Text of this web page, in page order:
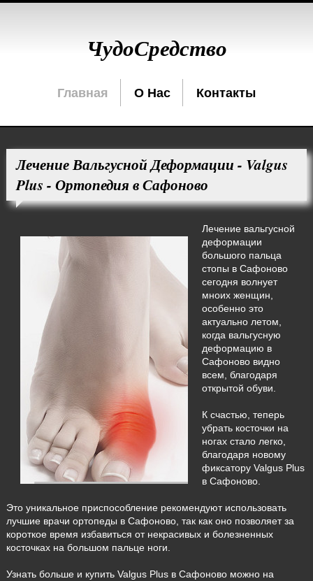
ЧудоСредство
Главная О Нас Контакты
Лечение Вальгусной Деформации - Valgus
Plus - Ортопедия в Сафоново
Лечение вальгусной
деформации
большого пальца
стопы в Сафоново
сегодня волнует
мноих женщин,
особенно это
актуально летом,
когда вальгусную
деформацию в
Сафоново видно
всем, благодаря
открытой обуви.
К счастью, теперь
убрать косточки на
ногах стало легко,
благодаря новому
фиксатору Valgus Plus
в Сафоново.
Это уникальное приспособление рекомендуют использовать
лучшие врачи ортопеды в Сафоново, так как оно позволяет за
короткое время избавиться от некрасивых и болезненных
косточках на большом пальце ноги.
Узнать больше и купить Valgus Plus в Сафоново можно на